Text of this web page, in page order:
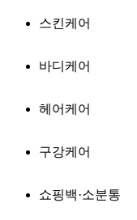
스킨케어
바디케어
헤어케어
구강케어
쇼핑백·소분통